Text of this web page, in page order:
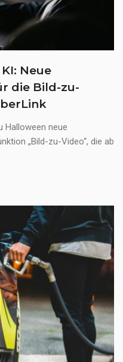
Neue
die Bild-zu-
Halloween neue
„Bild-zu-Video“, die ab